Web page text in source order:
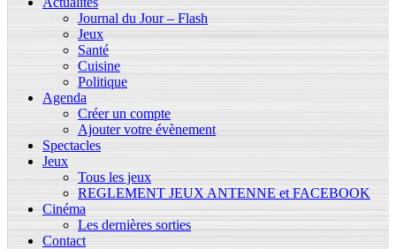
Journal du Jour – Flash
Jeux
Santé
Cuisine
Politique
Agenda
Créer un compte
Ajouter votre évènement
Spectacles
Jeux
Tous les jeux
REGLEMENT JEUX ANTENNE et FACEBOOK
Cinéma
Les dernières sorties
Contact